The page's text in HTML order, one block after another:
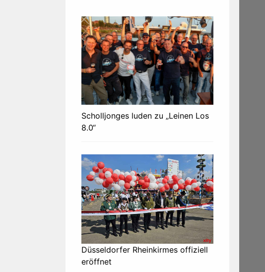
Scholljonges luden zu „Leinen Los
8.0“
Düsseldorfer Rheinkirmes offiziell
eröffnet